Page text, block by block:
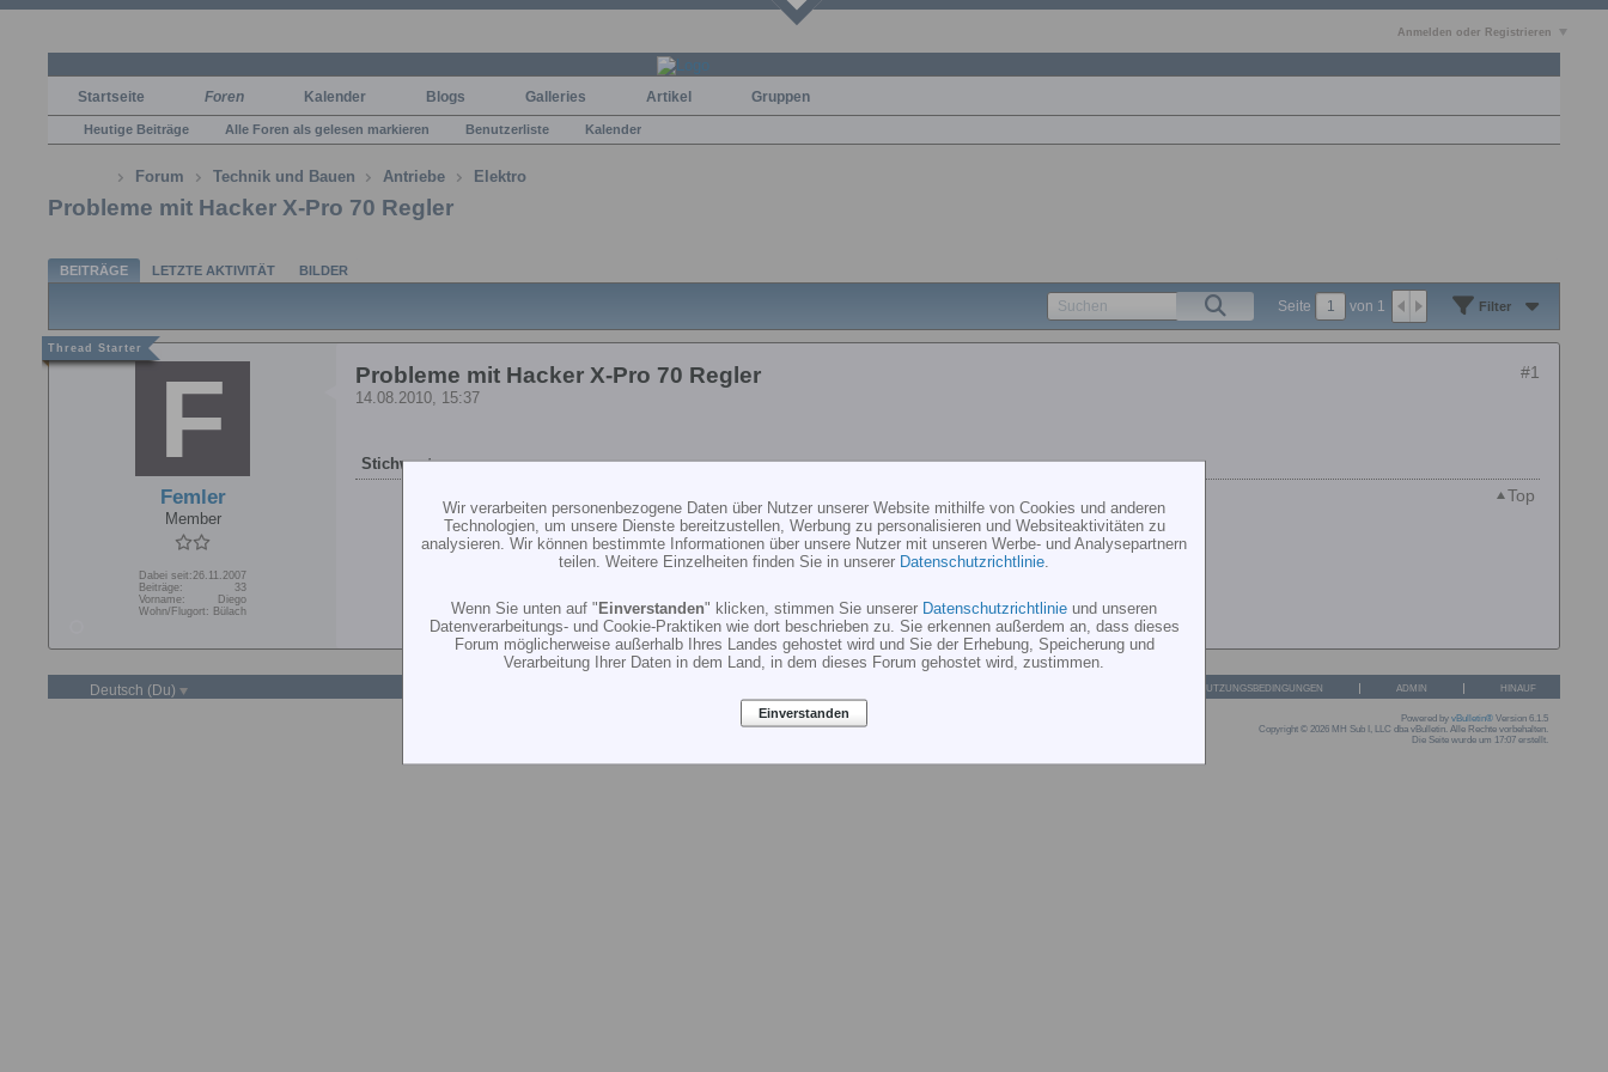
Anmelden oder Registrieren
Startseite Foren Kalender Blogs Galleries Artikel Gruppen
Heutige Beiträge Alle Foren als gelesen markieren Benutzerliste Kalender
Forum Technik und Bauen Antriebe Elektro
Probleme mit Hacker X-Pro 70 Regler
BEITRÄGE LETZTE AKTIVITÄT BILDER
Seite von 1 Filter
Femler
Member
Dabei seit:26.11.2007
Beiträge:
33
Vorname:
Diego
Wohn/Flugort: Bülach
#1
Probleme mit Hacker X-Pro 70 Regler
14.08.2010, 15:37
Stichworte: -
Top
Deutsch (Du) NUTZUNGSBEDINGUNGEN ADMIN HINAUF
Powered by vBulletin® Version 6.1.5
Copyright © 2026 MH Sub I, LLC dba vBulletin. Alle Rechte vorbehalten.
Die Seite wurde um 17:07 erstellt.
Wir verarbeiten personenbezogene Daten über Nutzer unserer Website mithilfe von Cookies und anderen
Technologien, um unsere Dienste bereitzustellen, Werbung zu personalisieren und Websiteaktivitäten zu
analysieren. Wir können bestimmte Informationen über unsere Nutzer mit unseren Werbe- und Analysepartnern
teilen. Weitere Einzelheiten finden Sie in unserer Datenschutzrichtlinie
Wenn Sie unten auf "Einverstanden" klicken, stimmen Sie unserer Datenschutzrichtlinie und unseren
Datenverarbeitungs- und Cookie-Praktiken wie dort beschrieben zu. Sie erkennen außerdem an, dass dieses
Forum möglicherweise außerhalb Ihres Landes gehostet wird und Sie der Erhebung, Speicherung und
Verarbeitung Ihrer Daten in dem Land, in dem dieses Forum gehostet wird, zustimmen.
Einverstanden